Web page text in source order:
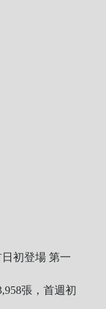
初登場 第一
張，首週初